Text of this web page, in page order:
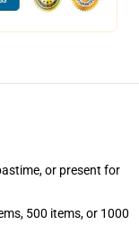
or present for
500 items, or 1000